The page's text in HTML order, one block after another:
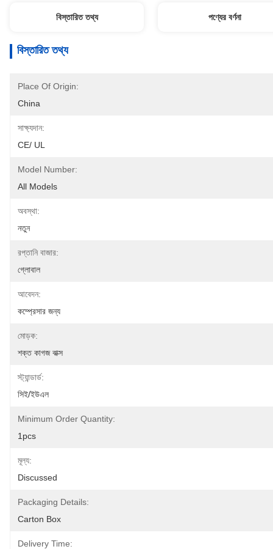
বিস্তারিত তথ্য পণ্যের বর্ণনা
বিস্তারিত তথ্য
Place Of Origin:
China
সাক্ষ্যদান:
CE/ UL
Model Number:
All Models
অবস্থা:
নতুন
রপ্তানি বাজার:
গ্লোবাল
আবেদন:
কম্প্রেসার জন্য
মোড়ক:
শক্ত কাগজ বাক্স
স্ট্যান্ডার্ড:
সিই/ইউএল
Minimum Order Quantity:
1pcs
মূল্য:
Discussed
Packaging Details:
Carton Box
Delivery Time: